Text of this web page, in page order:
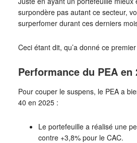
surpondère pas autant ce secteur,
surperfomer durant ces derniers
Ceci étant dit, qu’a donné ce
Performance du PEA en
Pour couper le suspens, le PEA a
40 en 2025 :
Le portefeuille a réalisé une
contre +3,8% pour le CAC.